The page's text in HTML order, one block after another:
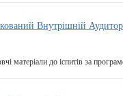
Внутрішній Аудитор
матеріали до іспитів за